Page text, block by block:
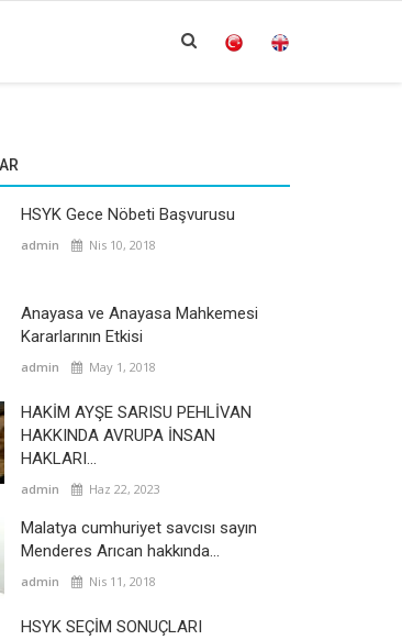
HSYK Gece Nöbeti Başvurusu
admin Nis 10, 2018
Anayasa ve Anayasa Mahkemesi
Kararlarının Etkisi
admin May 1, 2018
HAKİM AYŞE SARISU PEHLİVAN
HAKKINDA AVRUPA İNSAN
HAKLARI...
admin Haz 22, 2023
Malatya cumhuriyet savcısı sayın
Menderes Arıcan hakkında...
admin Nis 11, 2018
HSYK SEÇİM SONUÇLARI